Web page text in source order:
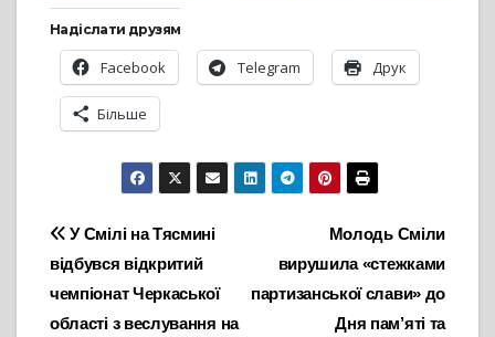
Надіслати друзям
Facebook Telegram Друк
Більше
Навігація
записів
Молодь Сміли
вирушила «стежками
партизанської слави» до
Дня пам’яті та
У Смілі на Тясмині
відбувся відкритий
чемпіонат Черкаської
області з веслування на